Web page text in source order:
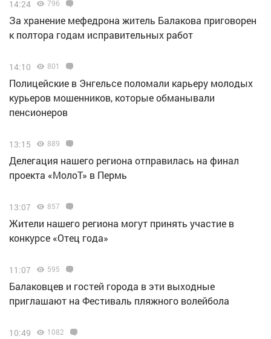
14:24 796
За хранение мефедрона житель Балакова приговорен
к полтора годам исправительных работ
14:10 801
Полицейские в Энгельсе поломали карьеру молодых
курьеров мошенников, которые обманывали
пенсионеров
13:15 889
Делегация нашего региона отправилась на финал
проекта «МолоТ» в Пермь
13:07 857
Жители нашего региона могут принять участие в
конкурсе «Отец года»
11:07 595
Балаковцев и гостей города в эти выходные
приглашают на Фестиваль пляжного волейбола
10:49 1082